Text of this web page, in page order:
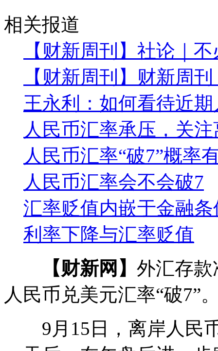
相关报道
【财新周刊】社论｜
【财新周刊】财新周
王永利：如何看待近
人民币汇率承压，关
人民币汇率“破7”概率
人民币汇率会不会破7
汇率贬值内嵌于金融
利率下降与汇率贬值
【财新网】 外汇存
人民币兑美元汇率“破7”
9月15日，离岸人民币